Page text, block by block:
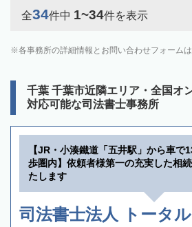
全34件中 1~34件を表示
各事務所の詳細情報とお問い合わせフォーム
千葉 千葉市近隣エリア・全国オ
対応可能な司法書士事務所
【JR・小湊鐵道「五井駅」から車
歩圏内】依頼者様第一の充実した相
たします
司法書士法人 トータ